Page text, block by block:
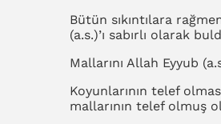
Bütün sıkıntılara
(a.s.)’ı sabırlı olarak
Mallarını Allah Eyyub
Koyunlarının telef
mallarının telef olmuş